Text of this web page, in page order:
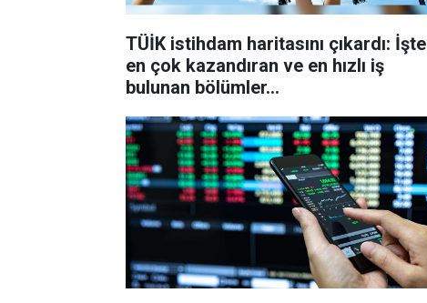
TÜİK istihdam haritasını çıkardı: İşte
en çok kazandıran ve en hızlı iş
bulunan bölümler...